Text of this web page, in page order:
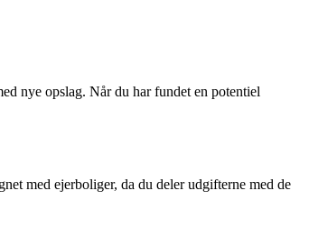
nye opslag. Når du har fundet en potentiel
med ejerboliger, da du deler udgifterne med de